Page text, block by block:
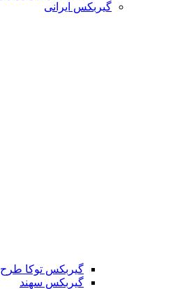
گیربکس ایرانی
گیربکس توکا طرح
گیربکس سهند